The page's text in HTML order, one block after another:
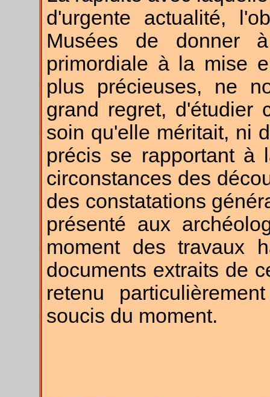
d'urgente actualité,
Musées de donner
primordiale à la mise
plus précieuses, ne
grand regret, d'étudier
soin qu'elle méritait, ni
précis se rapportant à
circonstances des
des constatations
présenté aux
moment des travaux
documents extraits de
retenu
soucis du moment.